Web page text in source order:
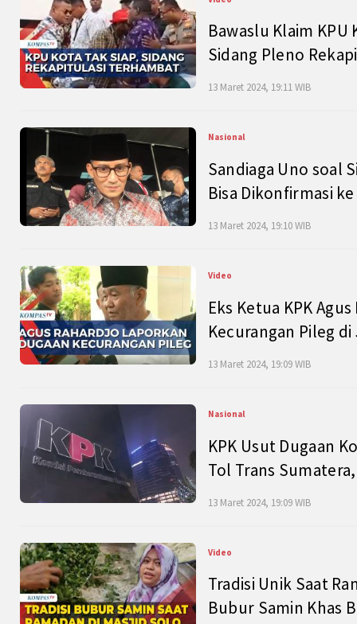
Bawaslu Klaim
Sidang Pleno
13 Maret 2024, 19:11 WIB
Nasional
Sandiaga Uno soal
Bisa Dikonfirmasi
13 Maret 2024, 19:10 WIB
Video
Eks Ketua KPK
Kecurangan Pileg
13 Maret 2024, 19:09 WIB
Nasional
KPK Usut Dugaan
Tol Trans
13 Maret 2024, 19:09 WIB
Video
Tradisi Unik Saat
Bubur Samin Khas